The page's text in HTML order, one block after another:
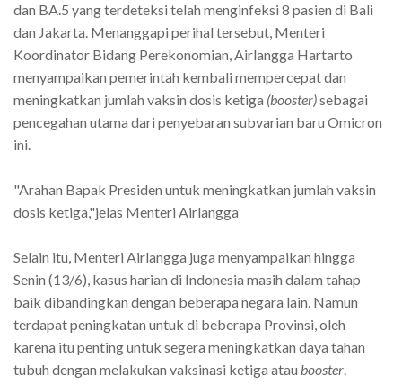
dan BA.5 yang terdeteksi telah menginfeksi 8 pasien di Bali
dan Jakarta. Menanggapi perihal tersebut, Menteri
Koordinator Bidang Perekonomian, Airlangga Hartarto
menyampaikan pemerintah kembali mempercepat dan
meningkatkan jumlah vaksin dosis ketiga (booster)sebagai
pencegahan utama dari penyebaran subvarian baru Omicron
ini.
"Arahan Bapak Presiden untuk meningkatkan jumlah vaksin
dosis ketiga,"jelas Menteri Airlangga
Selain itu, Menteri Airlangga juga menyampaikan hingga
Senin (13/6), kasus harian di Indonesia masih dalam tahap
baik dibandingkan dengan beberapa negara lain. Namun
terdapat peningkatan untuk di beberapa Provinsi, oleh
karena itu penting untuk segera meningkatkan daya tahan
tubuh dengan melakukan vaksinasi ketiga atau booster.